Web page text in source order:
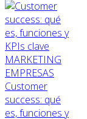
MARKETING
EMPRESAS
Customer
success: qué
es, funciones y